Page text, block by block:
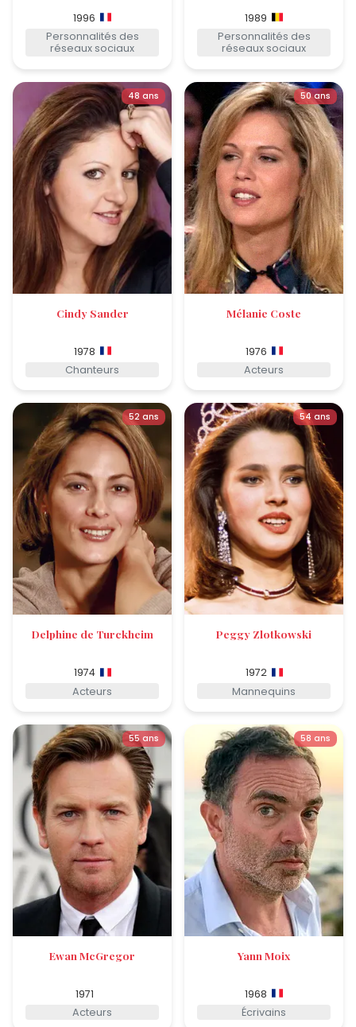
1996
Personnalités des
réseaux sociaux
1989
Personnalités des
réseaux sociaux
48 ans
Cindy Sander
1978
Chanteurs
50 ans
Mélanie Coste
1976
Acteurs
52 ans
Delphine de Turckheim
1974
Acteurs
54 ans
Peggy Zlotkowski
1972
Mannequins
55 ans
Ewan McGregor
1971
Acteurs
58 ans
Yann Moix
1968
Écrivains